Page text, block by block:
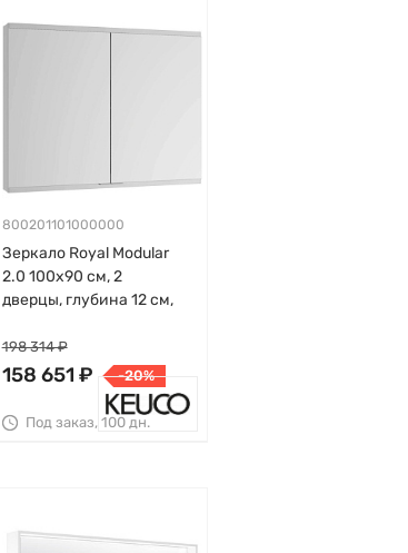
800201101000000
Зеркало Royal Modular
2.0 100х90 см, 2
дверцы, глубина 12 см,
158 651 ₽
198 314 ₽
-20%
Под заказ, 100 дн.